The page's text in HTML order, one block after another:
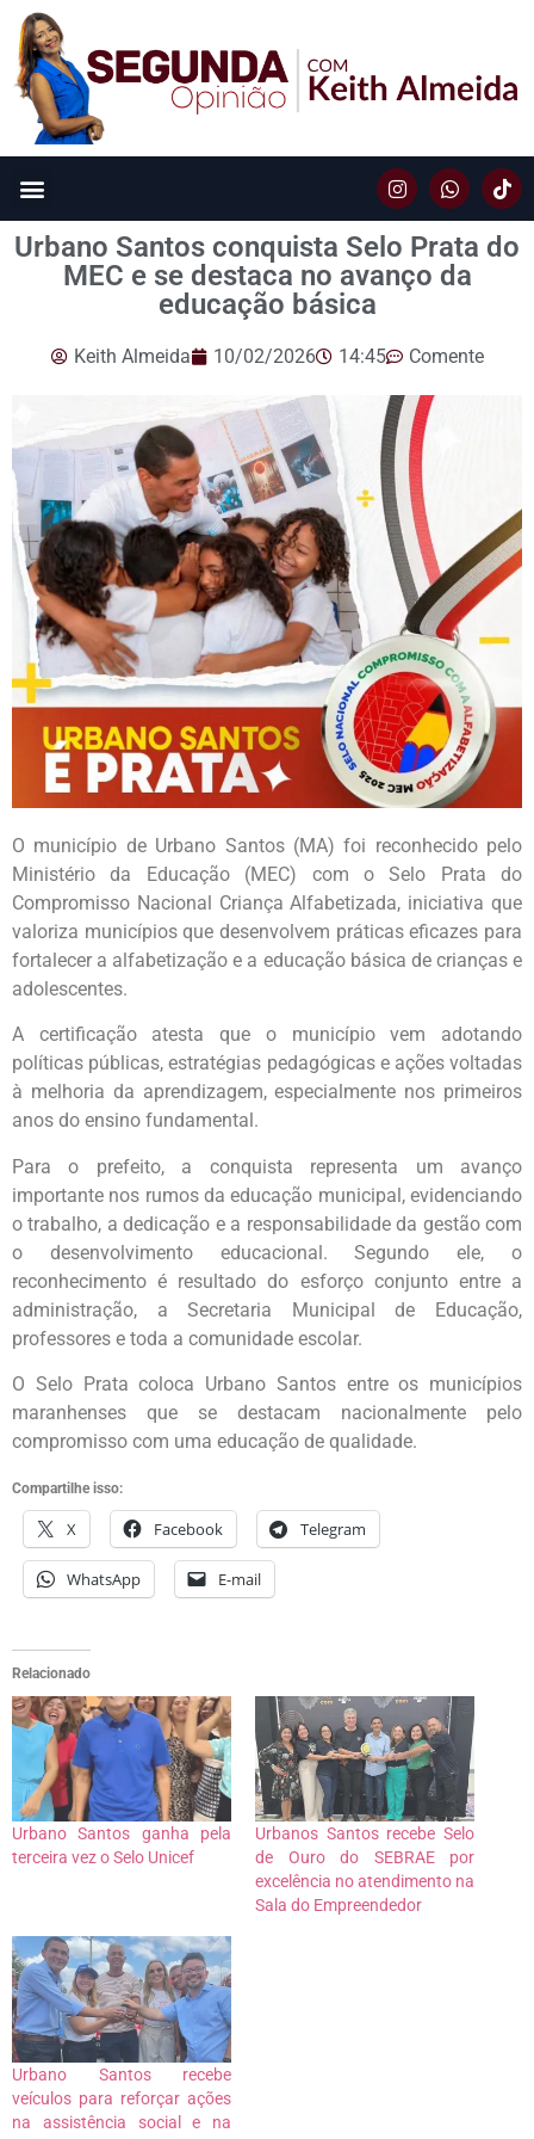
Urbano Santos conquista Selo Prata do
MEC e se destaca no avanço da
educação básica
Keith Almeida 10/02/2026 14:45 Comente
O município de Urbano Santos (MA) foi reconhecido pelo
Ministério da Educação (MEC) com o Selo Prata do
Compromisso Nacional Criança Alfabetizada, iniciativa que
valoriza municípios que desenvolvem práticas eficazes para
fortalecer a alfabetização e a educação básica de crianças e
adolescentes.
A certificação atesta que o município vem adotando
políticas públicas, estratégias pedagógicas e ações voltadas
à melhoria da aprendizagem, especialmente nos primeiros
anos do ensino fundamental.
Para o prefeito, a conquista representa um avanço
importante nos rumos da educação municipal, evidenciando
o trabalho, a dedicação e a responsabilidade da gestão com
o desenvolvimento educacional. Segundo ele, o
reconhecimento é resultado do esforço conjunto entre a
administração, a Secretaria Municipal de Educação,
professores e toda a comunidade escolar.
O Selo Prata coloca Urbano Santos entre os municípios
maranhenses que se destacam nacionalmente pelo
compromisso com uma educação de qualidade.
Compartilhe isso:
X Facebook Telegram
WhatsApp E-mail
Relacionado
Urbano Santos ganha pela
terceira vez o Selo Unicef
Urbanos Santos recebe Selo
de Ouro do SEBRAE por
excelência no atendimento na
Sala do Empreendedor
Urbano Santos recebe
veículos para reforçar ações
na assistência social e na